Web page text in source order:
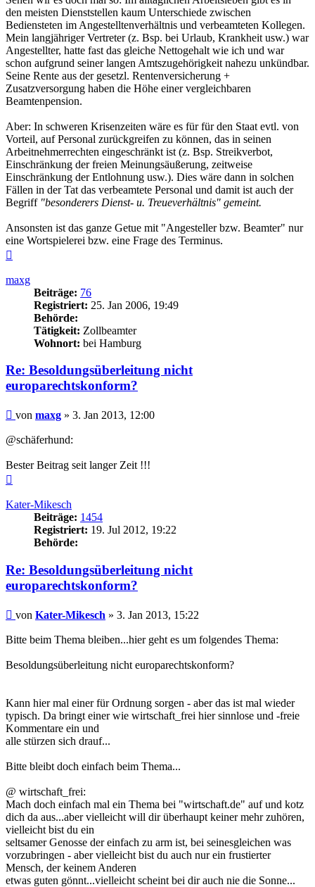
den meisten Dienststellen kaum Unterschiede zwischen
Bediensteten im Angestelltenverhältnis und verbeamteten Kollegen.
Mein langjähriger Vertreter (z. Bsp. bei Urlaub, Krankheit usw.) war
Angestellter, hatte fast das gleiche Nettogehalt wie ich und war
schon aufgrund seiner langen Amtszugehörigkeit nahezu unkündbar.
Seine Rente aus der gesetzl. Rentenversicherung +
Zusatzversorgung haben die Höhe einer vergleichbaren
Beamtenpension.
Aber: In schweren Krisenzeiten wäre es für für den Staat evtl. von
Vorteil, auf Personal zurückgreifen zu können, das in seinen
Arbeitnehmerrechten eingeschränkt ist (z. Bsp. Streikverbot,
Einschränkung der freien Meinungsäußerung, zeitweise
Einschränkung der Entlohnung usw.). Dies wäre dann in solchen
Fällen in der Tat das verbeamtete Personal und damit ist auch der
Begriff "besonderers Dienst- u. Treueverhältnis" gemeint.
Ansonsten ist das ganze Getue mit "Angesteller bzw. Beamter" nur
eine Wortspielerei bzw. eine Frage des Terminus.
maxg
Beiträge: 76
Registriert: 25. Jan 2006, 19:49
Behörde:
Tätigkeit: Zollbeamter
Wohnort: bei Hamburg
Re: Besoldungsüberleitung nicht
europarechtskonform?
Beitrag
von maxg » 3. Jan 2013, 12:00
@schäferhund:
Bester Beitrag seit langer Zeit !!!
Kater-Mikesch
Beiträge: 1454
Registriert: 19. Jul 2012, 19:22
Behörde:
Re: Besoldungsüberleitung nicht
europarechtskonform?
Beitrag
von Kater-Mikesch » 3. Jan 2013, 15:22
Bitte beim Thema bleiben...hier geht es um folgendes Thema:
Besoldungsüberleitung nicht europarechtskonform?
Kann hier mal einer für Ordnung sorgen - aber das ist mal wieder
typisch. Da bringt einer wie wirtschaft_frei hier sinnlose und -freie
Kommentare ein und
alle stürzen sich drauf...
Bitte bleibt doch einfach beim Thema...
@ wirtschaft_frei:
Mach doch einfach mal ein Thema bei "wirtschaft.de" auf und kotz
dich da aus...aber vielleicht will dir überhaupt keiner mehr zuhören,
vielleicht bist du ein
seltsamer Genosse der einfach zu arm ist, bei seinesgleichen was
vorzubringen - aber vielleicht bist du auch nur ein frustierter
Mensch, der keinem Anderen
etwas guten gönnt...vielleicht scheint bei dir auch nie die Sonne...